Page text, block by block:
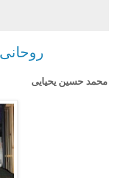
محمد حسین یحیایی